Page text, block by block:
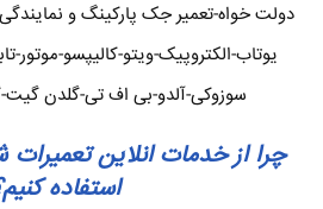
دولت خواه-تعمیر جک پارکینگ و
یوتاب-الکتروپیک-ویتو-کالیپسو-
سوزوکی-آلدو-بی اف تی-گلدن
چرا از خدمات انلاین
استفاده